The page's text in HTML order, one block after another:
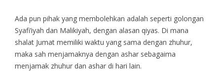
Ada pun pihak yang membolehkan adalah seperti golongan
Syafi’iyah dan Malikiyah, dengan alasan qiyas. Di mana
shalat Jumat memiliki waktu yang sama dengan zhuhur,
maka sah menjamaknya dengan ashar sebagaima
menjamak zhuhur dan ashar di hari lain.